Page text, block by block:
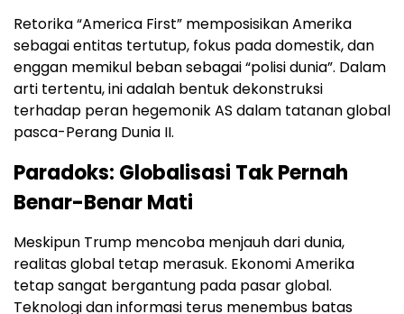
Retorika “America First” memposisikan Amerika
sebagai entitas tertutup, fokus pada domestik, dan
enggan memikul beban sebagai “polisi dunia”. Dalam
arti tertentu, ini adalah bentuk dekonstruksi
terhadap peran hegemonik AS dalam tatanan global
pasca-Perang Dunia II.
Paradoks: Globalisasi Tak Pernah
Benar-Benar Mati
Meskipun Trump mencoba menjauh dari dunia,
realitas global tetap merasuk. Ekonomi Amerika
tetap sangat bergantung pada pasar global.
Teknologi dan informasi terus menembus batas